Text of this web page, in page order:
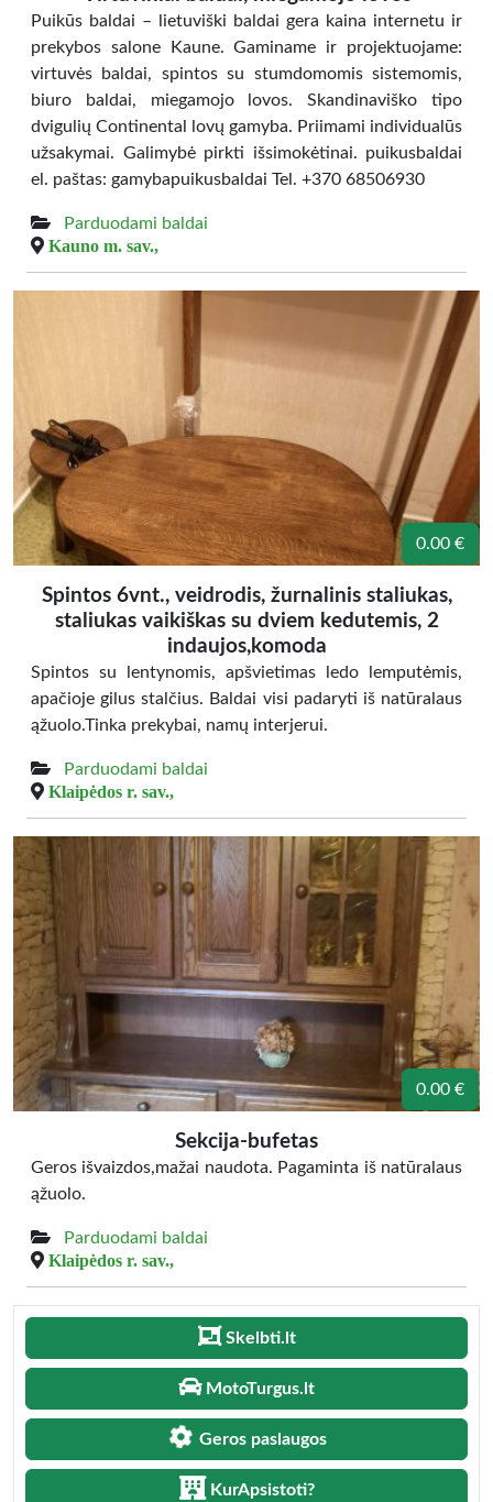
Puikūs baldai – lietuviški baldai gera kaina internetu ir
prekybos salone Kaune. Gaminame ir projektuojame:
virtuvės baldai, spintos su stumdomomis sistemomis,
biuro baldai, miegamojo lovos. Skandinaviško tipo
dvigulių Continental lovų gamyba. Priimami individualūs
užsakymai. Galimybė pirkti išsimokėtinai. puikusbaldai
el. paštas: gamybapuikusbaldai Tel. +370 68506930
Parduodami baldai
Kauno m. sav.,
0.00 €
Spintos 6vnt., veidrodis, žurnalinis staliukas,
staliukas vaikiškas su dviem kedutemis, 2
indaujos,komoda
Spintos su lentynomis, apšvietimas ledo lemputėmis,
apačioje gilus stalčius. Baldai visi padaryti iš natūralaus
ąžuolo.Tinka prekybai, namų interjerui.
Parduodami baldai
Klaipėdos r. sav.,
0.00 €
Sekcija-bufetas
Geros išvaizdos,mažai naudota. Pagaminta iš natūralaus
ąžuolo.
Parduodami baldai
Klaipėdos r. sav.,
Skelbti.lt
MotoTurgus.lt
Geros paslaugos
KurApsistoti?